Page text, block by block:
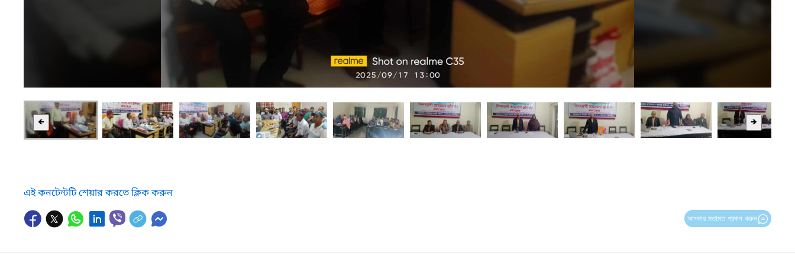
🡸 🡺
এই কনটেন্টটি শেয়ার করতে ক্লিক করুন
আপনার মতামত প্রদান করুন